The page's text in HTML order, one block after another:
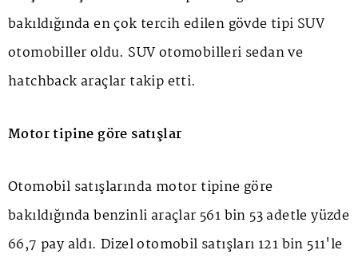
bakıldığında en çok tercih edilen gövde tipi SUV
otomobiller oldu. SUV otomobilleri sedan ve
hatchback araçlar takip etti.
Motor tipine göre satışlar
Otomobil satışlarında motor tipine göre
bakıldığında benzinli araçlar 561 bin 53 adetle yüzde
66,7 pay aldı. Dizel otomobil satışları 121 bin 511'le